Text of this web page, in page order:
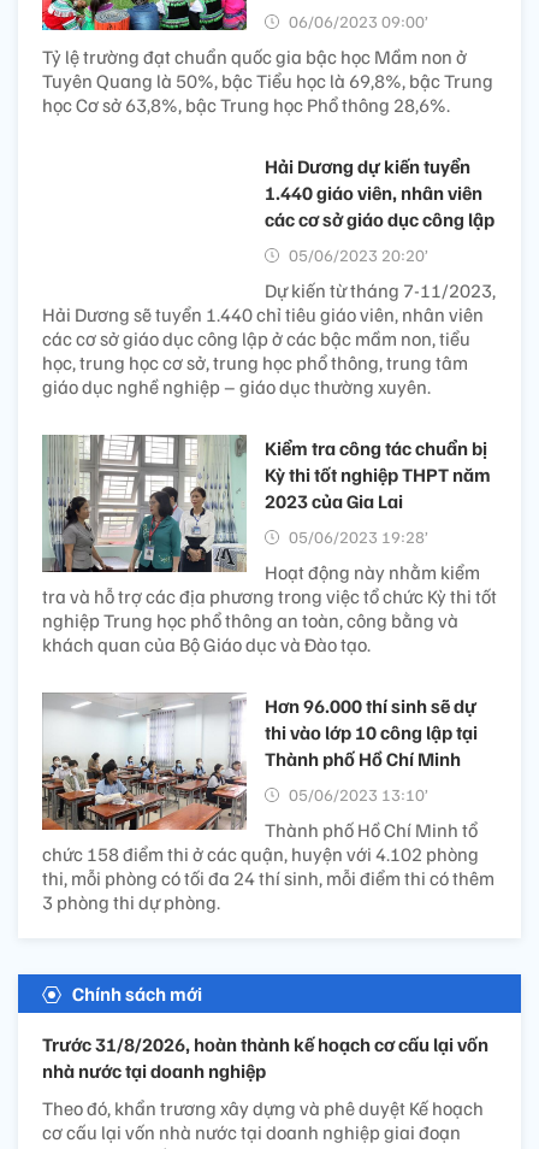
06/06/2023 09:00’
Tỷ lệ trường đạt chuẩn quốc gia bậc học Mầm non ở
Tuyên Quang là 50%, bậc Tiểu học là 69,8%, bậc Trung
học Cơ sở 63,8%, bậc Trung học Phổ thông 28,6%.
Hải Dương dự kiến tuyển
1.440 giáo viên, nhân viên
các cơ sở giáo dục công lập
05/06/2023 20:20’
Dự kiến từ tháng 7-11/2023,
Hải Dương sẽ tuyển 1.440 chỉ tiêu giáo viên, nhân viên
các cơ sở giáo dục công lập ở các bậc mầm non, tiểu
học, trung học cơ sở, trung học phổ thông, trung tâm
giáo dục nghề nghiệp – giáo dục thường xuyên.
Kiểm tra công tác chuẩn bị
Kỳ thi tốt nghiệp THPT năm
2023 của Gia Lai
05/06/2023 19:28’
Hoạt động này nhằm kiểm
tra và hỗ trợ các địa phương trong việc tổ chức Kỳ thi tốt
nghiệp Trung học phổ thông an toàn, công bằng và
khách quan của Bộ Giáo dục và Đào tạo.
Hơn 96.000 thí sinh sẽ dự
thi vào lớp 10 công lập tại
Thành phố Hồ Chí Minh
05/06/2023 13:10’
Thành phố Hồ Chí Minh tổ
chức 158 điểm thi ở các quận, huyện với 4.102 phòng
thi, mỗi phòng có tối đa 24 thí sinh, mỗi điểm thi có thêm
3 phòng thi dự phòng.
Chính sách mới
Trước 31/8/2026, hoàn thành kế hoạch cơ cấu lại vốn
nhà nước tại doanh nghiệp
Theo đó, khẩn trương xây dựng và phê duyệt Kế hoạch
cơ cấu lại vốn nhà nước tại doanh nghiệp giai đoạn